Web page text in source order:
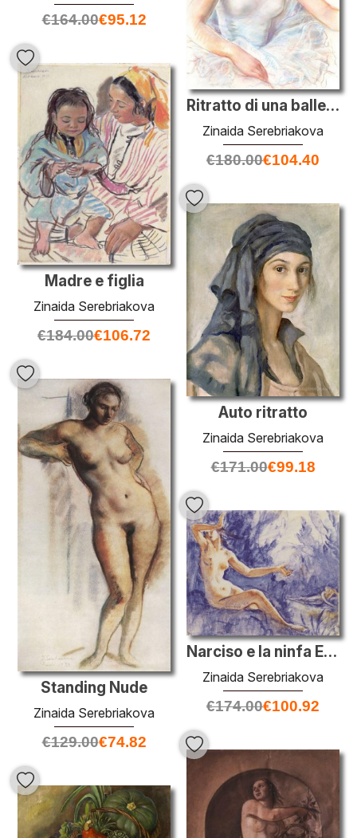
€164.00€95.12
Ritratto di una ballerina Muriel Belmondo
Zinaida Serebriakova
€180.00€104.40
Madre e figlia
Zinaida Serebriakova
€184.00€106.72
Auto ritratto
Zinaida Serebriakova
€171.00€99.18
Standing Nude
Zinaida Serebriakova
€129.00€74.82
Narciso e la ninfa Eco. Studio
Zinaida Serebriakova
€174.00€100.92